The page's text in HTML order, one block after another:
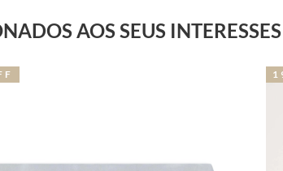
AOS SEUS INTERESSES